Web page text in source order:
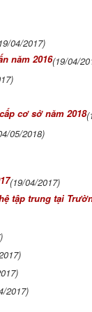
04/2017)
năm 2016(19/04/
cơ sở năm 2018
05/2018)
(19/04/2017)
tập trung tại
2017)